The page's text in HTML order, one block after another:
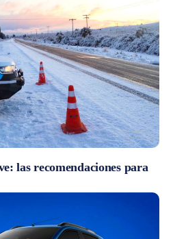
las recomendaciones para